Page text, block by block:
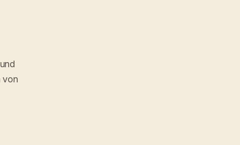
von